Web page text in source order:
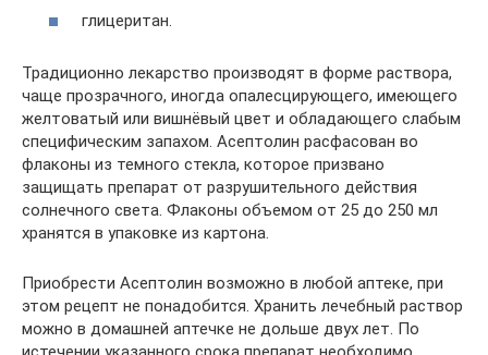
глицеритан.
Традиционно лекарство производят в форме раствора,
чаще прозрачного, иногда опалесцирующего, имеющего
желтоватый или вишнёвый цвет и обладающего слабым
специфическим запахом. Асептолин расфасован во
флаконы из темного стекла, которое призвано
защищать препарат от разрушительного действия
солнечного света. Флаконы объемом от 25 до 250 мл
хранятся в упаковке из картона.
Приобрести Асептолин возможно в любой аптеке, при
этом рецепт не понадобится. Хранить лечебный раствор
можно в домашней аптечке не дольше двух лет. По